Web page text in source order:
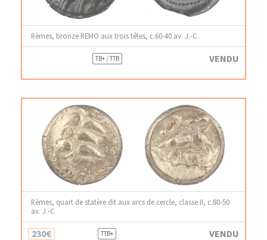
Rèmes, bronze REMO aux trois têtes, c.60-40 av. J.-C.
TB+ / TTB VENDU
Rèmes, quart de statère dit aux arcs de cercle, classe II, c.80-50
av. J.-C
230€ TTB+ VENDU